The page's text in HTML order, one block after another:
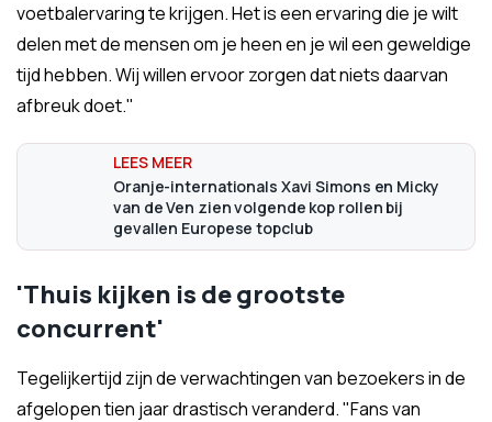
voetbalervaring te krijgen. Het is een ervaring die je wilt
delen met de mensen om je heen en je wil een geweldige
tijd hebben. Wij willen ervoor zorgen dat niets daarvan
afbreuk doet."
Oranje-internationals Xavi Simons en Micky
van de Ven zien volgende kop rollen bij
gevallen Europese topclub
'Thuis kijken is de grootste
concurrent'
Tegelijkertijd zijn de verwachtingen van bezoekers in de
afgelopen tien jaar drastisch veranderd. "Fans van